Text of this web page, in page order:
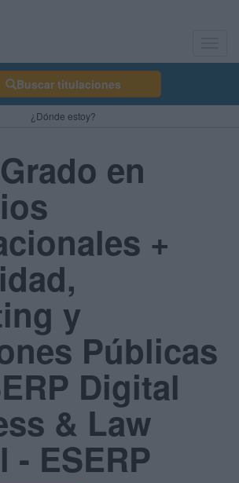
Buscar titulaciones
¿Dónde estoy?
en
+
y
Públicas
Digital
& Law
- ESERP